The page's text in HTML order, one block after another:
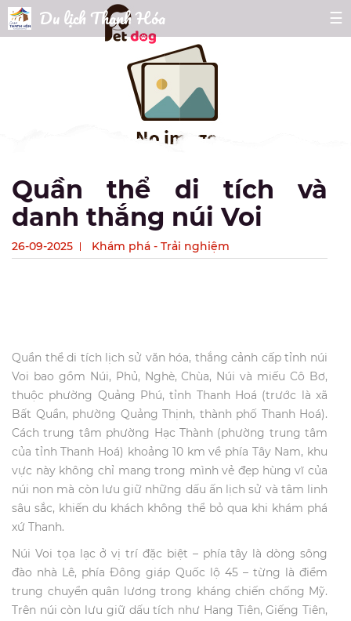
☰
Du lịch Thanh Hóa
Quần thể di tích và
danh thắng núi Voi
26-09-2025 Khám phá - Trải nghiệm
Quần thể di tích lịch sử văn hóa, thắng cảnh cấp tỉnh núi
Voi bao gồm Núi, Phủ, Nghè, Chùa, Núi và miếu Cô Bơ,
thuộc phường Quảng Phú, tỉnh Thanh Hoá (trước là xã
Bất Quần, phường Quảng Thịnh, thành phố Thanh Hoá).
Cách trung tâm phường Hạc Thành (phường trung tâm
của tỉnh Thanh Hoá) khoảng 10 km về phía Tây Nam, khu
vực này không chỉ mang trong mình vẻ đẹp hùng vĩ của
núi non mà còn lưu giữ những dấu ấn lịch sử và tâm linh
sâu sắc, khiến du khách không thể bỏ qua khi khám phá
xứ Thanh.
Núi Voi tọa lạc ở vị trí đặc biệt – phía tây là dòng sông
đào nhà Lê, phía Đông giáp Quốc lộ 45 – từng là điểm
trung chuyển quân lương trong kháng chiến chống Mỹ.
Trên núi còn lưu giữ dấu tích như Hang Tiên, Giếng Tiên,